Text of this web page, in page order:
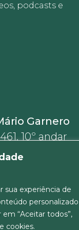
sua experiência de
personalizado
em “Aceitar todos”,
cookies.
podcasts e
Garnero
10º andar